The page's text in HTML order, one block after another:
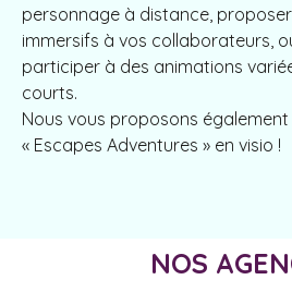
personnage à distance,
immersifs à vos collaborateurs,
participer à des animations
courts.
Nous vous proposons
« Escapes Adventures » en visio !
NOS